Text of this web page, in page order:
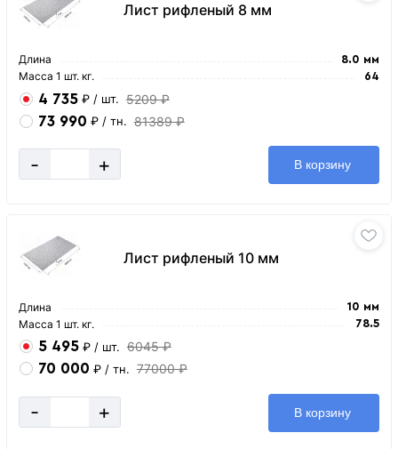
Лист рифленый 8 мм
Длина 8.0 мм
Масса 1 шт. кг. 64
4 735 ₽ / шт. 5209 ₽
73 990 ₽ / тн. 81389 ₽
- + В корзину
Лист рифленый 10 мм
Длина 10 мм
Масса 1 шт. кг. 78.5
5 495 ₽ / шт. 6045 ₽
70 000 ₽ / тн. 77000 ₽
- + В корзину